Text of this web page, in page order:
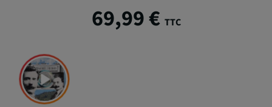
69,99 € TTC